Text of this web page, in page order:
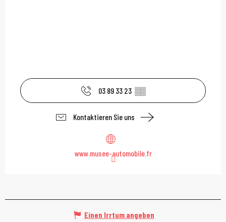
03 89 33 23 ▒▒
Kontaktieren Sie uns
www.musee-automobile.fr
Einen Irrtum angeben